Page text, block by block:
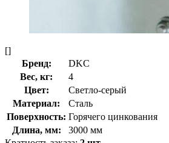
[]
Бренд:
DKC
Вес, кг:
4
Цвет:
Светло-серый
Материал:
Сталь
Поверхность: Горячего цинкования
Длина, мм:
3000 мм